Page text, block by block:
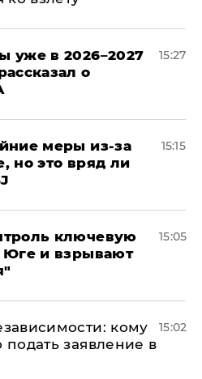
уже в 2026–2027
о
15:27
меры из-за
но это вряд ли
15:15
ключевую
Юге и взрывают
15:05
кому
заявление в
15:02